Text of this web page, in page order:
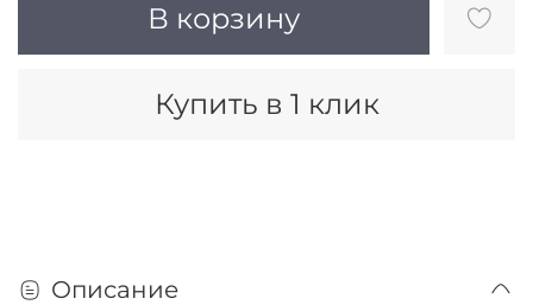
В корзину
Купить в 1 клик
Описание